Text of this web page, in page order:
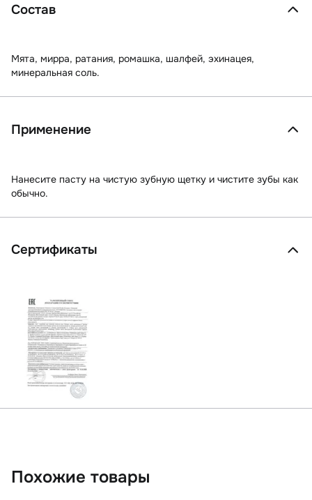
Состав
Мята, мирра, ратания, ромашка, шалфей, эхинацея,
минеральная соль.
Применение
Нанесите пасту на чистую зубную щетку и чистите зубы как
обычно.
Сертификаты
Похожие товары